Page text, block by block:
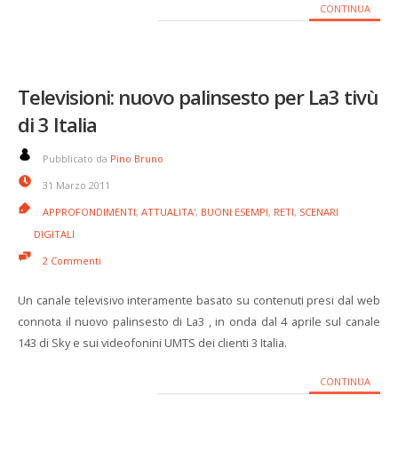
CONTINUA
Televisioni: nuovo palinsesto per La3 tivù
di 3 Italia
Pubblicato da Pino Bruno
31 Marzo 2011
APPROFONDIMENTI, ATTUALITA', BUONI ESEMPI, RETI, SCENARI
DIGITALI
2 Commenti
Un canale televisivo interamente basato su contenuti presi dal web
connota il nuovo palinsesto di La3 , in onda dal 4 aprile sul canale
143 di Sky e sui videofonini UMTS dei clienti 3 Italia.
CONTINUA